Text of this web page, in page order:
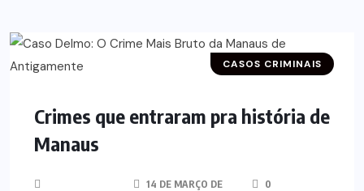
CASOS CRIMINAIS
Crimes que entraram pra história de
Manaus
14 DE MARÇO DE
0